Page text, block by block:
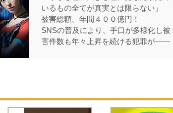
いるもの全てが真実とは限らない」
被害総額、年間４００億円！
SNSの普及により、手口が多様化し被
害件数も年々上昇を続ける犯罪が――
悪に！
そんな特殊詐欺をはじめ…